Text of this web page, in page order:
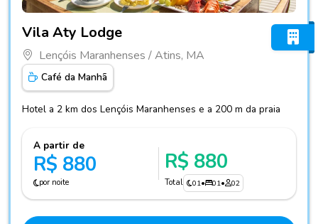
Vila Aty Lodge
Lençóis Maranhenses / Atins, MA
Café da Manhã
Hotel a 2 km dos Lençóis Maranhenses e a 200 m da praia
A partir de
R$ 880
por noite
R$ 880
Total 01• 01• 02